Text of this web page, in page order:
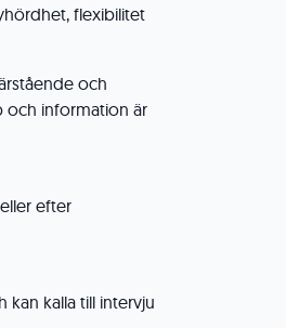
flexibilitet
och
och information är
efter
kalla till intervju